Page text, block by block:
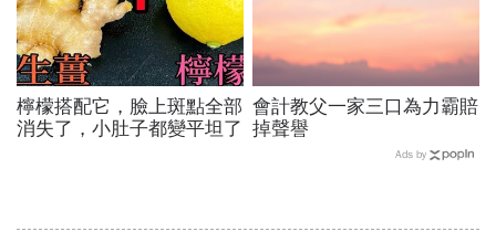
檸檬搭配它，臉上斑點全部
消失了，小肚子都變平坦了
會計教父一家三口為力霸賠
掉聲譽
Ads by